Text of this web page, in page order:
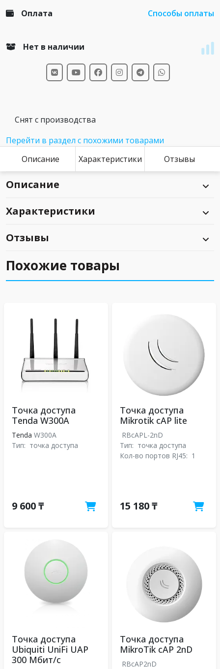
Оплата Способы оплаты
Нет в наличии
Снят с производства
Перейти в раздел с похожими товарами
Описание
Характеристики Отзывы
Описание
Характеристики
Отзывы
Похожие товары
Точка доступа
Tenda W300A
Tenda W300A
Тип: точка доступа
9 600 ₸
Точка доступа
Mikrotik cAP lite
RBcAPL-2nD
Тип: точка доступа
Кол-во портов RJ45: 1
15 180 ₸
Точка доступа
Ubiquiti UniFi UAP
300 Мбит/с
Точка доступа
MikroTik cAP 2nD
RBcAP2nD